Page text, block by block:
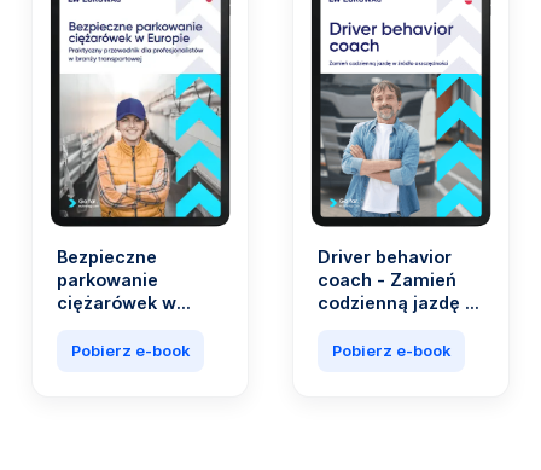
transportowej.
Bezpieczne
parkowanie
ciężarówek w
Praktyczny
Pobierz e-book
Driver behavior
coach - Zamień
codzienną jazdę w
oszczędności
Pobierz e-book